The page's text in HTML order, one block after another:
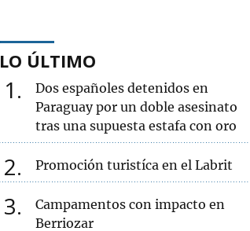
LO ÚLTIMO
1
Dos españoles detenidos en
Paraguay por un doble asesinato
tras una supuesta estafa con oro
2 Promoción turistíca en el Labrit
3
Campamentos con impacto en
Berriozar